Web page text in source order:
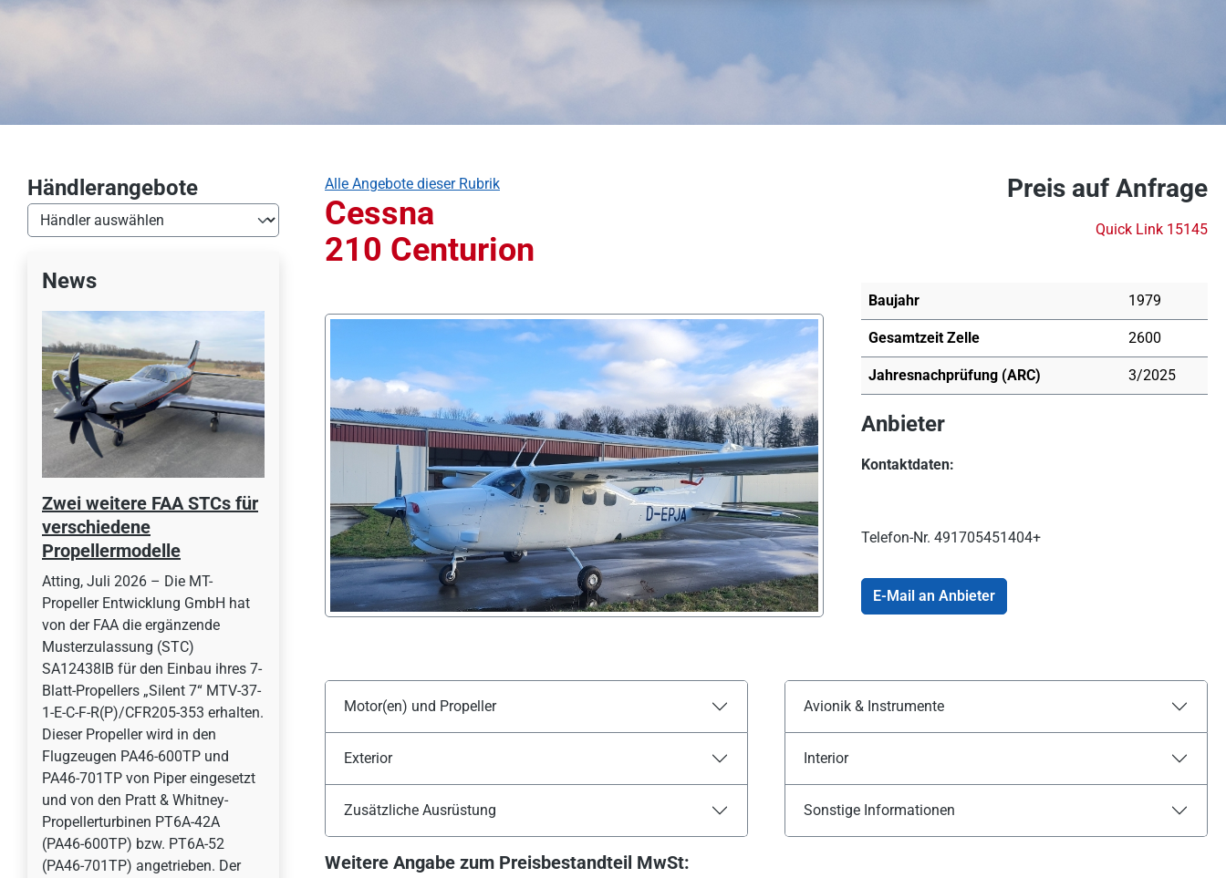
Händlerangebote
News
Zwei weitere FAA STCs für
verschiedene
Propellermodelle
Atting, Juli 2026 – Die MT-
Propeller Entwicklung GmbH hat
von der FAA die ergänzende
Musterzulassung (STC)
SA12438IB für den Einbau ihres 7-
Blatt-Propellers „Silent 7“ MTV-37-
1-E-C-F-R(P)/CFR205-353 erhalten.
Dieser Propeller wird in den
Flugzeugen PA46-600TP und
PA46-701TP von Piper eingesetzt
und von den Pratt & Whitney-
Propellerturbinen PT6A-42A
(PA46-600TP) bzw. PT6A-52
(PA46-701TP) angetrieben. Der
Alle Angebote dieser Rubrik
Cessna
210 Centurion
Preis auf Anfrage
Quick Link 15145
Baujahr 1979
Gesamtzeit Zelle 2600
Jahresnachprüfung (ARC) 3/2025
Anbieter
Kontaktdaten:
Telefon-Nr. 491705451404+
E-Mail an Anbieter
Motor(en) und Propeller
Exterior
Zusätzliche Ausrüstung
Avionik & Instrumente
Interior
Sonstige Informationen
Weitere Angabe zum Preisbestandteil MwSt: